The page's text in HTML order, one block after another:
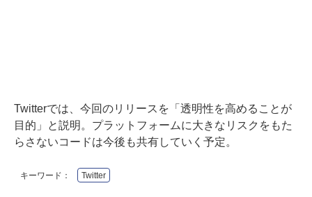
Twitterでは、今回のリリースを「透明性を高めることが
目的」と説明。プラットフォームに大きなリスクをもた
らさないコードは今後も共有していく予定。
キーワード： Twitter